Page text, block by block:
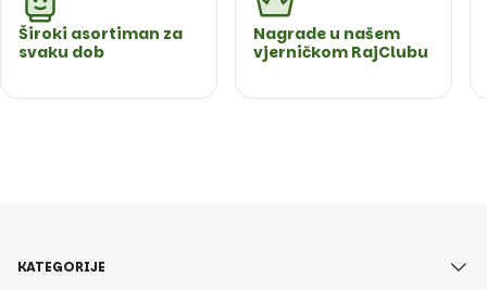
Široki asortiman za
svaku dob
Nagrade u našem
vjerničkom RajClubu
KATEGORIJE